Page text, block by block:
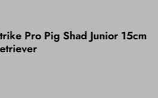
Pro Pig Shad Junior 15cm